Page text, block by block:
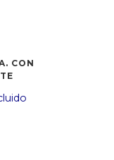
CON